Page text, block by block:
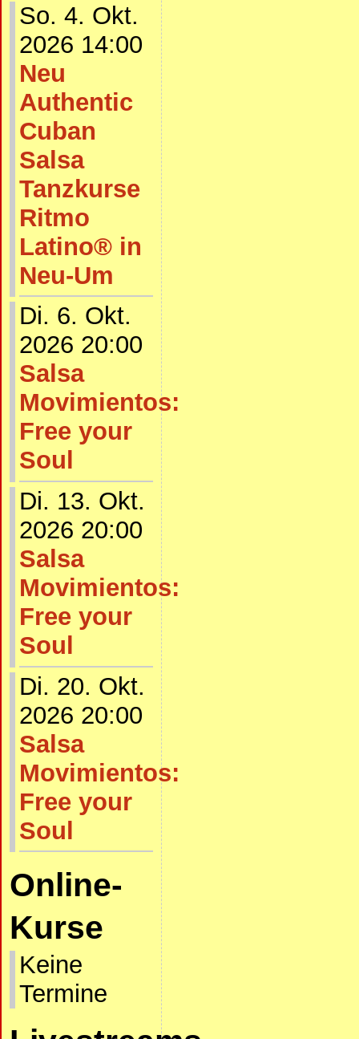
So. 4. Okt.
2026 14:00
Neu
Authentic
Cuban
Salsa
Tanzkurse
Ritmo
Latino® in
Neu-Um
Di. 6. Okt.
2026 20:00
Salsa
Movimientos:
Free your
Soul
Di. 13. Okt.
2026 20:00
Salsa
Movimientos:
Free your
Soul
Di. 20. Okt.
2026 20:00
Salsa
Movimientos:
Free your
Soul
Online-
Kurse
Keine
Termine